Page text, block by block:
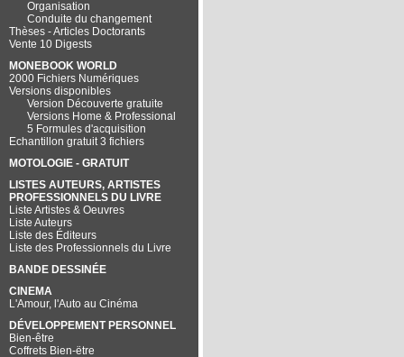
Organisation
Conduite du changement
Thèses - Articles Doctorants
Vente 10 Digests
MONEBOOK WORLD
2000 Fichiers Numériques
Versions disponibles
Version Découverte gratuite
Versions Home & Professional
5 Formules d'acquisition
Echantillon gratuit 3 fichiers
MOTOLOGIE - GRATUIT
LISTES AUTEURS, ARTISTES
PROFESSIONNELS DU LIVRE
Liste Artistes & Oeuvres
Liste Auteurs
Liste des Éditeurs
Liste des Professionnels du Livre
BANDE DESSINÉE
CINEMA
L'Amour, l'Auto au Cinéma
DÉVELOPPEMENT PERSONNEL
Bien-être
Coffrets Bien-ëtre